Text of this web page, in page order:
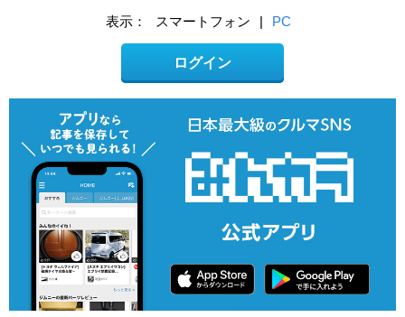
表示： スマートフォン | PC
ログイン